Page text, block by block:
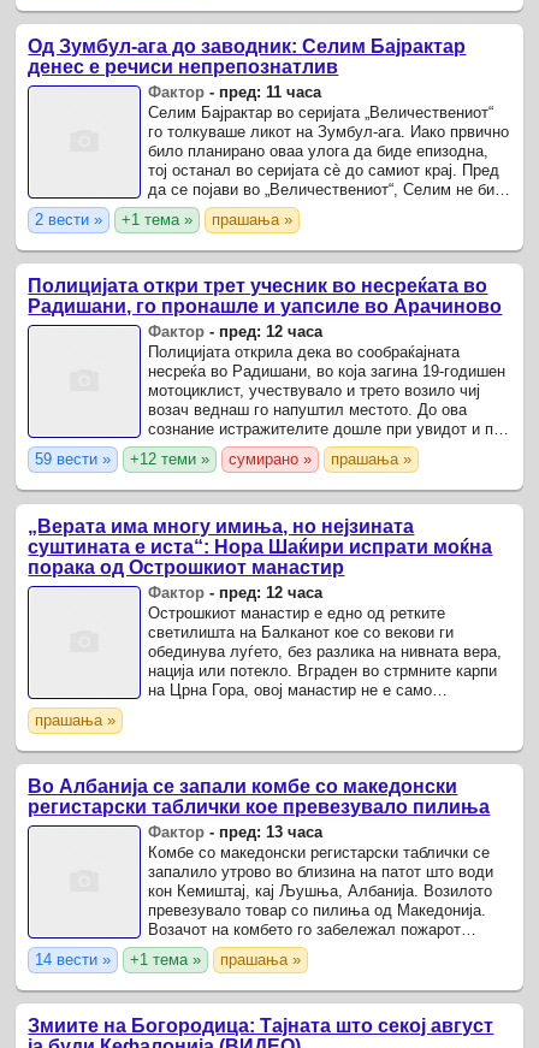
Од Зумбул-ага до заводник: Селим Бајрактар
денес е речиси непрепознатлив
Фактор - пред: 11 часа
Селим Бајрактар во серијата „Величествениот“
го толкуваше ликот на Зумбул-ага. Иако првично
било планирано оваа улога да биде епизодна,
тој останал во серијата сè до самиот крај. Пред
да се појави во „Величествениот“, Селим не бил
толку познат на пошироката јавност и главно ...
2 вести » +1 тема » прашања »
Полицијата откри трет учесник во несреќата во
Радишани, го пронашле и уапсиле во Арачиново
Фактор - пред: 12 часа
Полицијата открила дека во сообраќајната
несреќа во Радишани, во која загина 19-годишен
мотоциклист, учествувало и трето возило чиј
возач веднаш го напуштил местото. До ова
сознание истражителите дошле при увидот и по
обезбедување снимки од местото на несреќата.
59 вести » +12 теми » сумирано » прашања »
„Верата има многу имиња, но нејзината
суштината е иста“: Нора Шаќири испрати моќна
порака од Острошкиот манастир
Фактор - пред: 12 часа
Острошкиот манастир е едно од ретките
светилишта на Балканот кое со векови ги
обединува луѓето, без разлика на нивната вера,
нација или потекло. Вграден во стрмните карпи
на Црна Гора, овој манастир не е само
прашања »
Во Албанија се запали комбе со македонски
регистарски таблички кое превезувало пилиња
Фактор - пред: 13 часа
Комбе со македонски регистарски таблички се
запалило утрово во близина на патот што води
кон Кемиштај, кај Љушња, Албанија. Возилото
превезувало товар со пилиња од Македонија.
Возачот на комбето го забележал пожарот
откако излегол од автопатот и сврнал кон
Кемиштај.
14 вести » +1 тема » прашања »
Змиите на Богородица: Тајната што секој август